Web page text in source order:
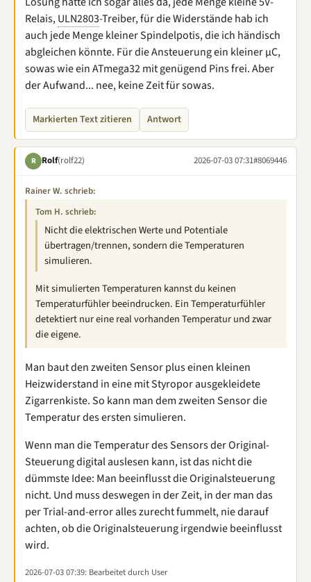
Relais,ULN2803-Treiber, für die Widerstände hab ich
auch jede Menge kleiner Spindelpotis, die ich händisch
abgleichen könnte. Für die Ansteuerung ein kleiner µC,
sowas wie ein ATmega32 mit genügend Pins frei. Aber
der Aufwand... nee, keine Zeit für sowas.
Markierten Text zitieren Antwort
R Rolf(rolf22) 2026-07-03 07:31#8069446
Rainer W. schrieb:
Tom H. schrieb:
Nicht die elektrischen Werte und Potentiale
übertragen/trennen, sondern die Temperaturen
simulieren.
Mit simulierten Temperaturen kannst du keinen
Temperaturfühler beeindrucken. Ein Temperaturfühler
detektiert nur eine real vorhanden Temperatur und zwar
die eigene.
Man baut den zweiten Sensor plus einen kleinen
Heizwiderstand in eine mit Styropor ausgekleidete
Zigarrenkiste. So kann man dem zweiten Sensor die
Temperatur des ersten simulieren.
Wenn man die Temperatur des Sensors der Original-
Steuerung digital auslesen kann, ist das nicht die
dümmste Idee: Man beeinflusst die Originalsteuerung
nicht. Und muss deswegen in der Zeit, in der man das
per Trial-and-error alles zurecht fummelt, nie darauf
achten, ob die Originalsteuerung irgendwie beeinflusst
wird.
2026-07-03 07:39: Bearbeitet durch User